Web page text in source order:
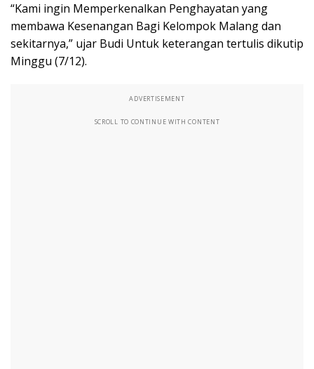
“Kami ingin Memperkenalkan Penghayatan yang
membawa Kesenangan Bagi Kelompok Malang dan
sekitarnya,” ujar Budi Untuk keterangan tertulis dikutip
Minggu (7/12).
ADVERTISEMENT
SCROLL TO CONTINUE WITH CONTENT